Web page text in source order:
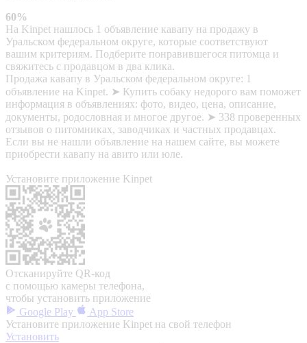
60%
На Kinpet нашлось 1 объявление кавапу на продажу в
Уральском федеральном округе, которые соответствуют
вашим критериям. Подберите понравившегося питомца и
свяжитесь с продавцом в два клика.
Продажа кавапу в Уральском федеральном округе: 1
объявление на Kinpet. ➤ Купить собаку недорого вам поможет
информация в объявлениях: фото, видео, цена, описание,
документы, родословная и многое другое. ➤ 338 проверенных
отзывов о питомниках, заводчиках и частных продавцах.
Если вы не нашли объявление на нашем сайте, вы можете
приобрести кавапу на авито или юле.
Установите приложение Kinpet
Отсканируйте QR-код
с помощью камеры телефона,
чтобы установить приложение
Google Play
App Store
Установите приложение Kinpet на свой телефон
Установить